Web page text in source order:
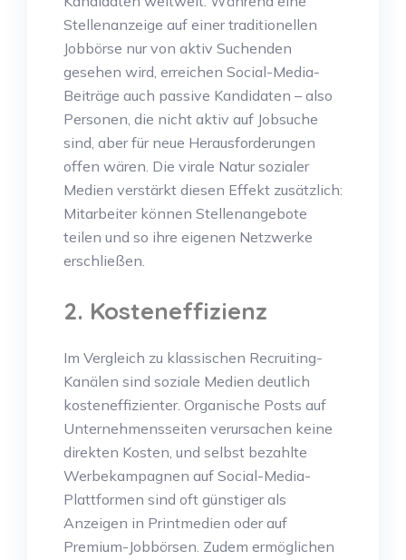
Stellenanzeige auf einer traditionellen
Jobbörse nur von aktiv Suchenden
gesehen wird, erreichen Social-Media-
Beiträge auch passive Kandidaten – also
Personen, die nicht aktiv auf Jobsuche
sind, aber für neue Herausforderungen
offen wären. Die virale Natur sozialer
Medien verstärkt diesen Effekt zusätzlich:
Mitarbeiter können Stellenangebote
teilen und so ihre eigenen Netzwerke
erschließen.
2. Kosteneffizienz
Im Vergleich zu klassischen Recruiting-
Kanälen sind soziale Medien deutlich
kosteneffizienter. Organische Posts auf
Unternehmensseiten verursachen keine
direkten Kosten, und selbst bezahlte
Werbekampagnen auf Social-Media-
Plattformen sind oft günstiger als
Anzeigen in Printmedien oder auf
Premium-Jobbörsen. Zudem ermöglichen